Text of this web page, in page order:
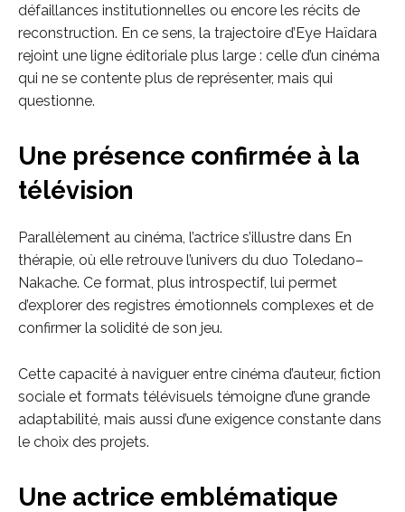
défaillances institutionnelles ou encore les récits de
reconstruction. En ce sens, la trajectoire d’Eye Haïdara
rejoint une ligne éditoriale plus large : celle d’un cinéma
qui ne se contente plus de représenter, mais qui
questionne.
Une présence confirmée à la
télévision
Parallèlement au cinéma, l’actrice s’illustre dans En
thérapie, où elle retrouve l’univers du duo Toledano–
Nakache. Ce format, plus introspectif, lui permet
d’explorer des registres émotionnels complexes et de
confirmer la solidité de son jeu.
Cette capacité à naviguer entre cinéma d’auteur, fiction
sociale et formats télévisuels témoigne d’une grande
adaptabilité, mais aussi d’une exigence constante dans
le choix des projets.
Une actrice emblématique